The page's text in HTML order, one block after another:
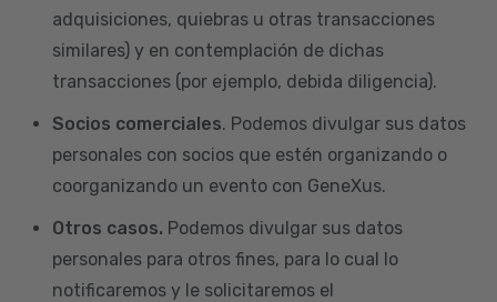
adquisiciones, quiebras u otras transacciones
similares) y en contemplación de dichas
transacciones (por ejemplo, debida diligencia).
Socios comerciales. Podemos divulgar sus datos
personales con socios que estén organizando o
coorganizando un evento con GeneXus.
Otros casos. Podemos divulgar sus datos
personales para otros fines, para lo cual lo
notificaremos y le solicitaremos el